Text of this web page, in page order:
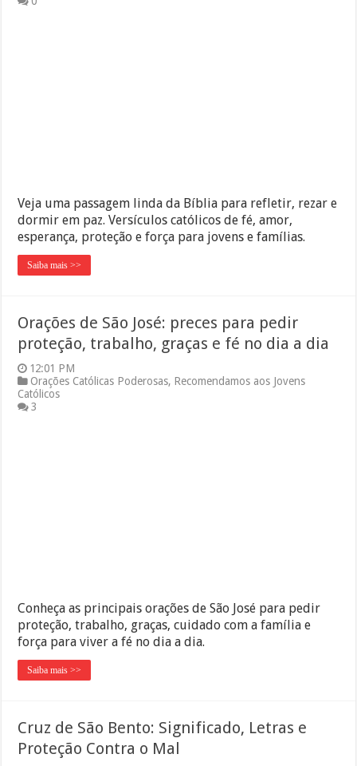
Veja uma passagem linda da Bíblia para refletir, rezar e
dormir em paz. Versículos católicos de fé, amor,
esperança, proteção e força para jovens e famílias.
Saiba mais >>
Orações de São José: preces para pedir
proteção, trabalho, graças e fé no dia a dia
12:01 PM
Orações Católicas Poderosas, Recomendamos aos Jovens
Católicos
3
Conheça as principais orações de São José para pedir
proteção, trabalho, graças, cuidado com a família e
força para viver a fé no dia a dia.
Saiba mais >>
Cruz de São Bento: Significado, Letras e
Proteção Contra o Mal